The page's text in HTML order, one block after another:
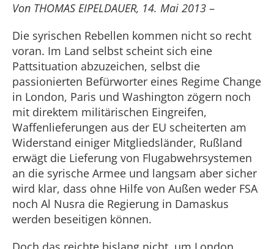
Von THOMAS EIPELDAUER, 14. Mai 2013 –
Die syrischen Rebellen kommen nicht so recht
voran. Im Land selbst scheint sich eine
Pattsituation abzuzeichen, selbst die
passionierten Befürworter eines Regime Change
in London, Paris und Washington zögern noch
mit direktem militärischen Eingreifen,
Waffenlieferungen aus der EU scheiterten am
Widerstand einiger Mitgliedsländer, Rußland
erwägt die Lieferung von Flugabwehrsystemen
an die syrische Armee und langsam aber sicher
wird klar, dass ohne Hilfe von Außen weder FSA
noch Al Nusra die Regierung in Damaskus
werden beseitigen können.